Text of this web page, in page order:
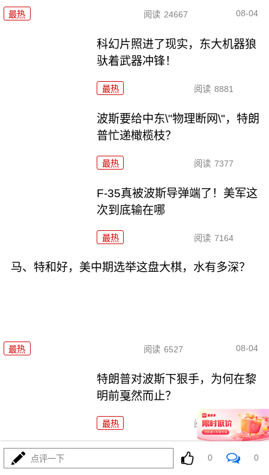
最热 阅读 24667 08-04
科幻片照进了现实，东大机器狼
驮着武器冲锋！
最热 阅读 8881
波斯要给中东\"物理断网\"，特朗
普忙递橄榄枝？
最热 阅读 7377
F-35真被波斯导弹端了！美军这
次到底输在哪
最热 阅读 7164
马、特和好，美中期选举这盘大棋，水有多深？
最热 阅读 6527 08-04
特朗普对波斯下狠手，为何在黎
明前戛然而止？
最热 阅读 4757
055要迎来最强对手？东瀛万吨新驱已上船台！
点评一下 0 0